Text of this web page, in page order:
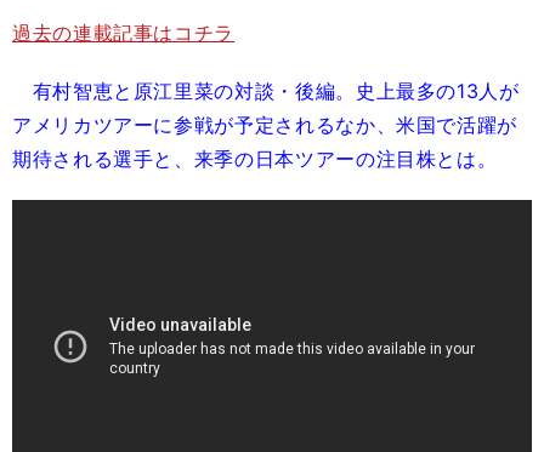
過去の連載記事はコチラ
有村智恵と原江里菜の対談・後編。史上最多の13人が
アメリカツアーに参戦が予定されるなか、米国で活躍が
期待される選手と、来季の日本ツアーの注目株とは。